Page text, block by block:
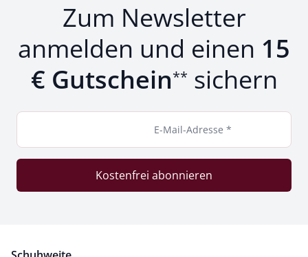
Zum Newsletter
anmelden und einen 15
€ Gutschein** sichern
E-Mail-Adresse *
Kostenfrei abonnieren